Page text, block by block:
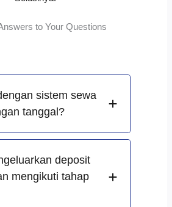
to Your Questions
sistem sewa
tanggal?
deposit
mengikuti tahap